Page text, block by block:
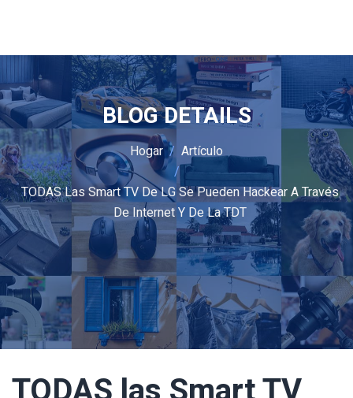
BLOG DETAILS
Hogar Artículo
TODAS Las Smart TV De LG Se Pueden Hackear A Través
De Internet Y De La TDT